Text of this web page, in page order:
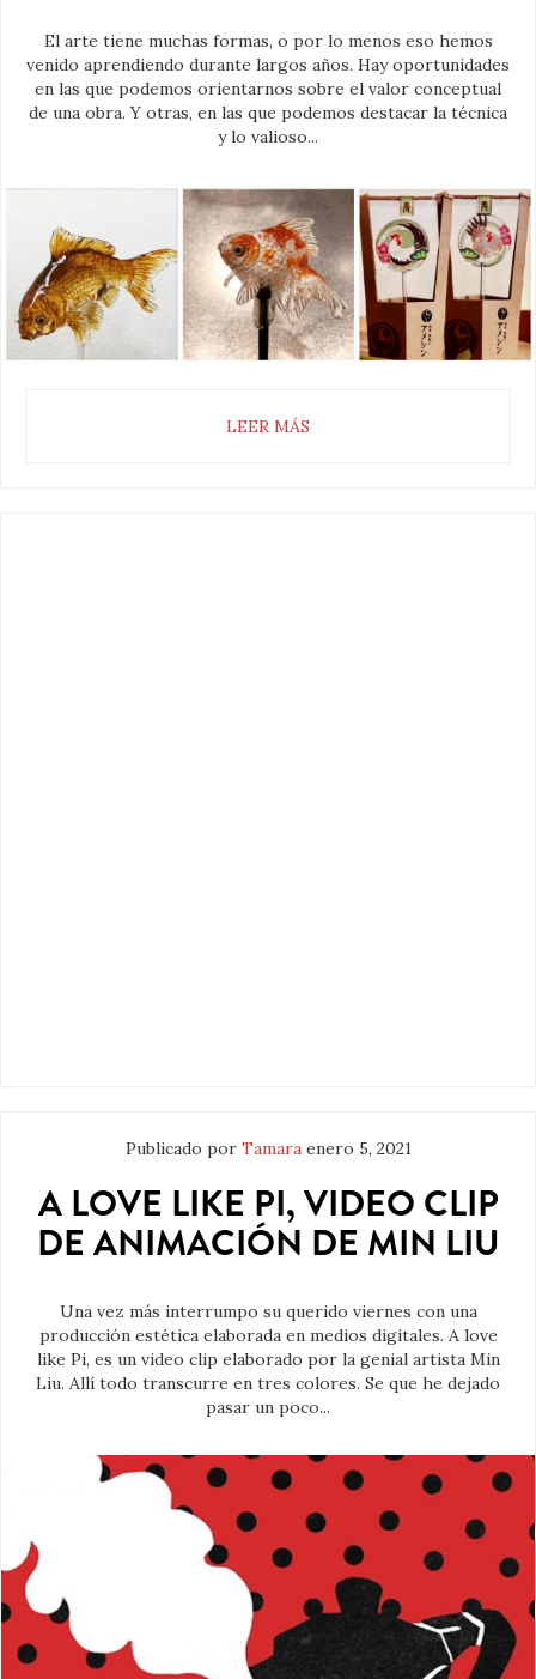
El arte tiene muchas formas, o por lo menos eso hemos
venido aprendiendo durante largos años. Hay oportunidades
en las que podemos orientarnos sobre el valor conceptual
de una obra. Y otras, en las que podemos destacar la técnica
y lo valioso...
LEER MÁS
Publicado por Tamara enero 5, 2021
A LOVE LIKE PI, VIDEO CLIP
DE ANIMACIÓN DE MIN LIU
Una vez más interrumpo su querido viernes con una
producción estética elaborada en medios digitales. A love
like Pi, es un video clip elaborado por la genial artista Min
Liu. Allí todo transcurre en tres colores. Se que he dejado
pasar un poco...